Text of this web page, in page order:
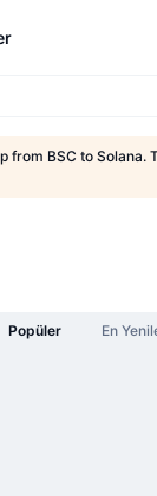
from BSC to Solana.
Popüler En